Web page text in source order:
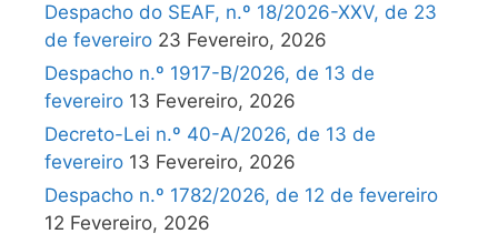
Despacho do SEAF, n.º 18/2026-XXV, de 23
de fevereiro 23 Fevereiro, 2026
Despacho n.º 1917-B/2026, de 13 de
fevereiro 13 Fevereiro, 2026
Decreto-Lei n.º 40-A/2026, de 13 de
fevereiro 13 Fevereiro, 2026
Despacho n.º 1782/2026, de 12 de fevereiro
12 Fevereiro, 2026